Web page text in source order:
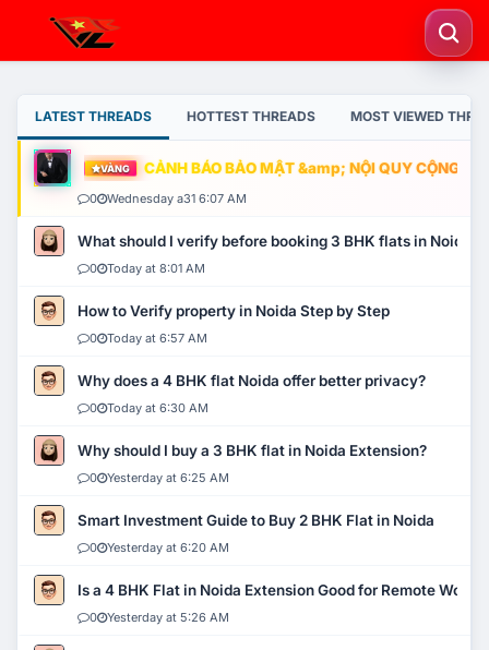
LATEST THREADS HOTTEST THREADS MOST VIEWED
VÀNG CẢNH BÁO BẢO MẬT &amp; NỘI QUY CỘNG
0 Wednesday a31 6:07 AM
What should I verify before booking 3 BHK flats in Noida?
0 Today at 8:01 AM
How to Verify property in Noida Step by Step
0 Today at 6:57 AM
Why does a 4 BHK flat Noida offer better privacy?
0 Today at 6:30 AM
Why should I buy a 3 BHK flat in Noida Extension?
0 Yesterday at 6:25 AM
Smart Investment Guide to Buy 2 BHK Flat in Noida
0 Yesterday at 6:20 AM
Is a 4 BHK Flat in Noida Extension Good for Remote Work?
0 Yesterday at 5:26 AM